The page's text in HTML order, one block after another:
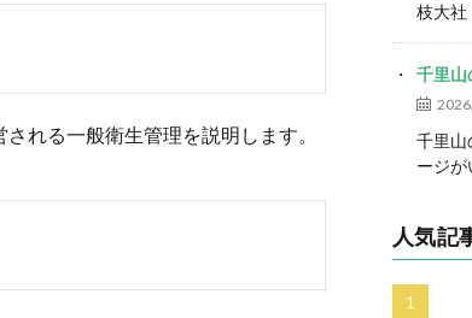
れる一般衛生管理を説明します。
枝大
千里山
千里
ージが
人気記